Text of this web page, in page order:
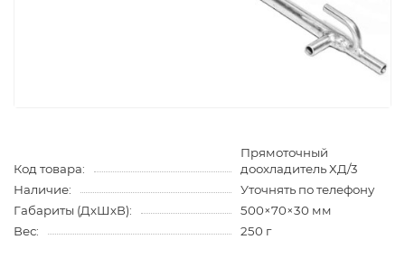
Код товара:
Прямоточный
доохладитель ХД/3
Наличие:
Уточнять по телефону
Габариты (ДхШхВ):
500×70×30 мм
Вес:
250 г